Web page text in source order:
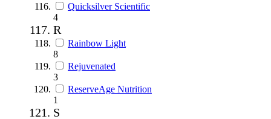
Quicksilver Scientific
4
R
Rainbow Light
8
Rejuvenated
3
ReserveAge Nutrition
1
S